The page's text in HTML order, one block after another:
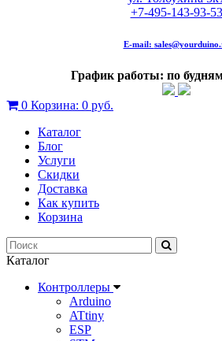
+7-495-143-93-53
E-mail:
График работы: по
0 Корзина: 0 руб.
Каталог
Блог
Услуги
Скидки
Доставка
Как купить
Корзина
Каталог
Контроллеры
Arduino
ATtiny
ESP